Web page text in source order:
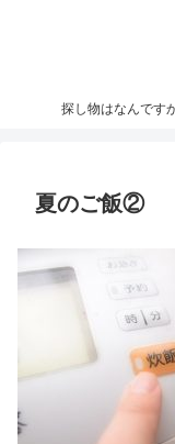
探し物はなんです
夏のご飯②